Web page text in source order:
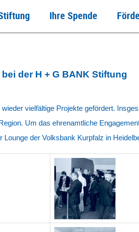
Ihre Spende
der H + G BANK Stiftung
vielfältige Projekte gefördert.
Um das ehrenamtliche
Lounge der Volksbank Kurpfalz in